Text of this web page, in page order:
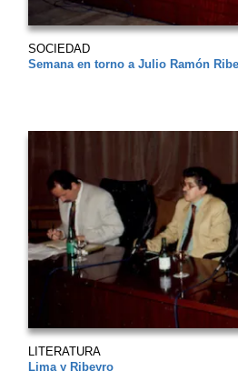
SOCIEDAD
Semana en torno a Julio Ramón
LITERATURA
Lima y Ribeyro